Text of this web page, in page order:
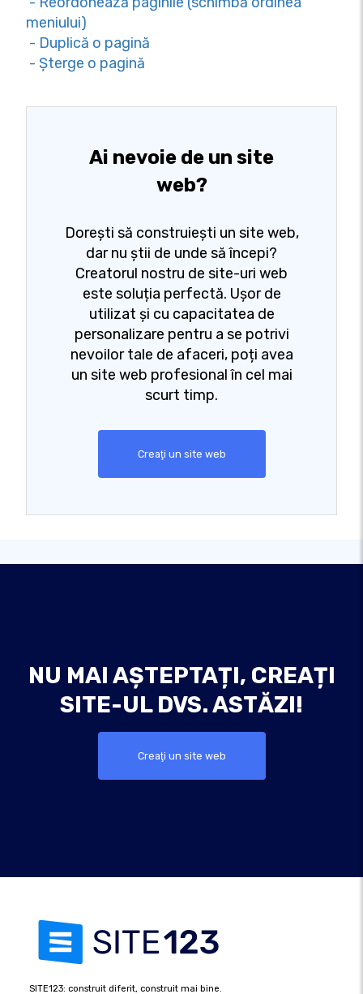
meniului)
- Duplică o pagină
- Șterge o pagină
Ai nevoie de un site
web?
Dorești să construiești un site web,
dar nu știi de unde să începi?
Creatorul nostru de site-uri web
este soluția perfectă. Ușor de
utilizat și cu capacitatea de
personalizare pentru a se potrivi
nevoilor tale de afaceri, poți avea
un site web profesional în cel mai
scurt timp.
Creaţi un site web
NU MAI AȘTEPTAȚI, CREAȚI
SITE-UL DVS. ASTĂZI!
Creaţi un site web
SITE123: construit diferit, construit mai bine.